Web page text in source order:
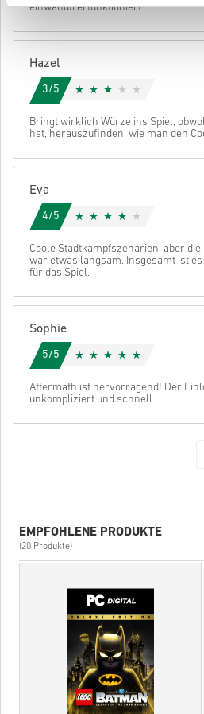
• Wähle deine bevorzugte
Danach erhältst du eine E-Mail mit
einwandfrei funktioniert.
Hazel
3/5
Bringt wirklich Würze ins Spiel,
hat, herauszufinden, wie man den
Eva
4/5
Coole Stadtkampfszenarien, aber
war etwas langsam. Insgesamt ist
für das Spiel.
Sophie
5/5
Aftermath ist hervorragend! Der
unkompliziert und schnell.
EMPFOHLENE PRODUKTE
(20 Produkte)